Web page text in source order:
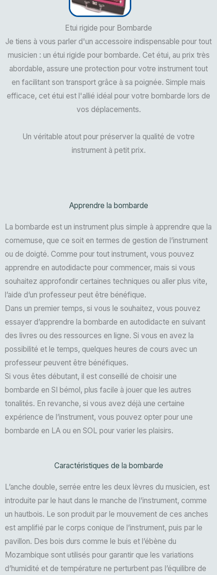
Etui rigide pour Bombarde
Je tiens à vous parler d'un accessoire indispensable pour tout
musicien : un étui rigide pour bombarde. Cet étui, au prix très
abordable, assure une protection pour votre instrument tout
en facilitant son transport grâce à sa poignée. Simple mais
efficace, cet étui est l'allié idéal pour votre bombarde lors de
vos déplacements.
Un véritable atout pour préserver la qualité de votre
instrument à petit prix.
Apprendre la bombarde
La bombarde est un instrument plus simple à apprendre que la
cornemuse, que ce soit en termes de gestion de l’instrument
ou de doigté. Comme pour tout instrument, vous pouvez
apprendre en autodidacte pour commencer, mais si vous
souhaitez approfondir certaines techniques ou aller plus vite,
l’aide d’un professeur peut être bénéfique.
Dans un premier temps, si vous le souhaitez, vous pouvez
essayer d’apprendre la bombarde en autodidacte en suivant
des livres ou des ressources en ligne. Si vous en avez la
possibilité et le temps, quelques heures de cours avec un
professeur peuvent être bénéfiques.
Si vous êtes débutant, il est conseillé de choisir une
bombarde en SI bémol, plus facile à jouer que les autres
tonalités. En revanche, si vous avez déjà une certaine
expérience de l’instrument, vous pouvez opter pour une
bombarde en LA ou en SOL pour varier les plaisirs.
Caractéristiques de la bombarde
L’anche double, serrée entre les deux lèvres du musicien, est
introduite par le haut dans le manche de l’instrument, comme
un hautbois. Le son produit par le mouvement de ces anches
est amplifié par le corps conique de l’instrument, puis par le
pavillon. Des bois durs comme le buis et l’ébène du
Mozambique sont utilisés pour garantir que les variations
d’humidité et de température ne perturbent pas l’équilibre de